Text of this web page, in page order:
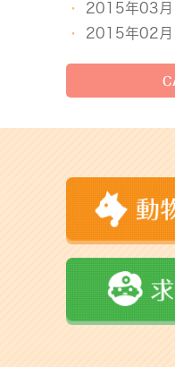
2015年03月
2015年02月